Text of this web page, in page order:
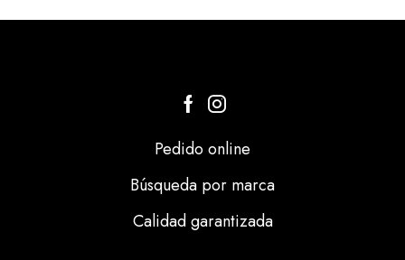
Pedido online
Búsqueda por marca
Calidad garantizada